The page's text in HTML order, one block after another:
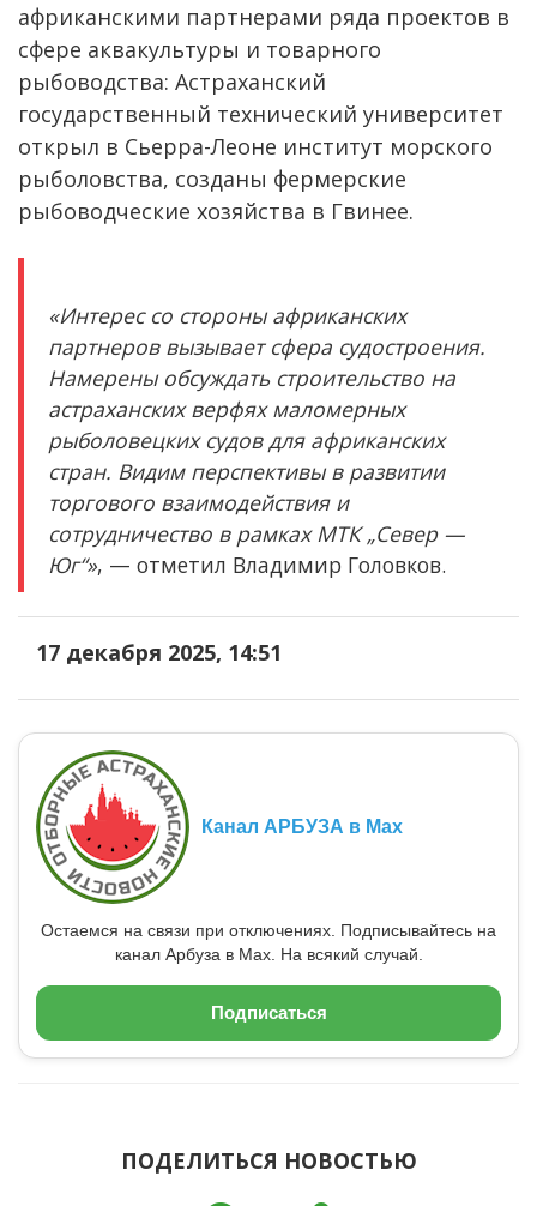
африканскими партнерами ряда проектов в
сфере аквакультуры и товарного
рыбоводства: Астраханский
государственный технический университет
открыл в Сьерра-Леоне институт морского
рыболовства, созданы фермерские
рыбоводческие хозяйства в Гвинее.
«Интерес со стороны африканских
партнеров вызывает сфера судостроения.
Намерены обсуждать строительство на
астраханских верфях маломерных
рыболовецких судов для африканских
стран. Видим перспективы в развитии
торгового взаимодействия и
сотрудничество в рамках МТК „Север —
Юг“», — отметил Владимир Головков.
17 декабря 2025, 14:51
Канал АРБУЗА в Max
Остаемся на связи при отключениях. Подписывайтесь на
канал Арбуза в Max. На всякий случай.
Подписаться
ПОДЕЛИТЬСЯ НОВОСТЬЮ